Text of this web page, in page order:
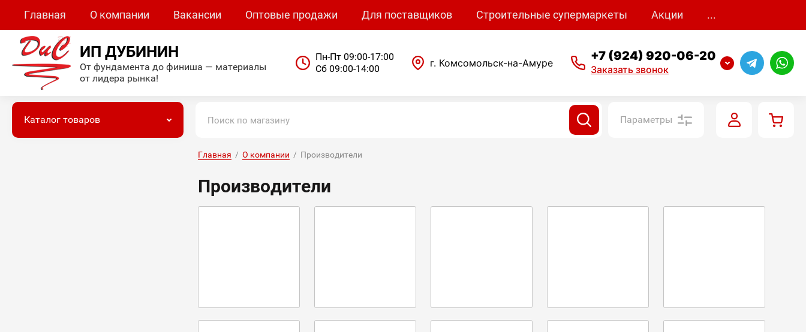
Главная О компании Вакансии Оптовые продажи Для поставщиков Строительные супермаркеты Акции ...
ИП ДУБИНИН
От фундамента до финиша — материалы
от лидера рынка!
Пн-Пт 09:00-17:00
Сб 09:00-14:00
г. Комсомольск-на-Амуре +7 (924) 920-06-20
Заказать звонок
Каталог товаров Параметры
Главная
  /
О компании
  /  Производители
Производители